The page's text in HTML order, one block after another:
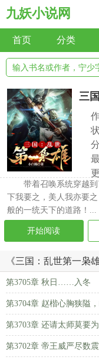
九妖小说网
首页 分类
三
带着召唤系统穿越
下我要之，美人我亦要
般的一统天下的道路！...
开始阅读
《三国：乱世第一枭
第3705章 秋日……入冬
第3704章 赵楷心胸狭隘
第3703章 还请太师莫要
第3702章 帝王威严尽数